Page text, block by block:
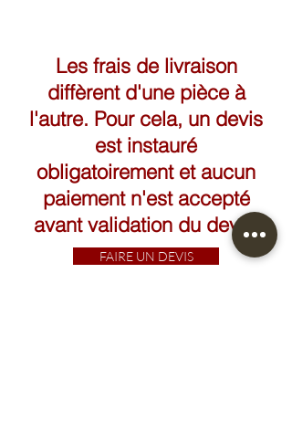
Les frais de livraison
diffèrent d'une pièce à
l'autre. Pour cela, un devis
est instauré
obligatoirement et aucun
paiement n'est accepté
avant validation du devis.
FAIRE UN DEVIS